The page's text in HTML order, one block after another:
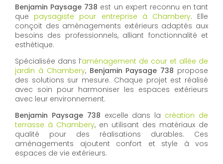
Benjamin Paysage 738 est un expert reconnu en tant
que paysagiste pour entreprise à Chambery. Elle
conçoit des aménagements extérieurs adaptés aux
besoins des professionnels, alliant fonctionnalité et
esthétique.
Spécialisée dans l’aménagement de cour et allée de
jardin à Chambery, Benjamin Paysage 738 propose
des solutions sur mesure. Chaque projet est réalisé
avec soin pour harmoniser les espaces extérieurs
avec leur environnement.
Benjamin Paysage 738 excelle dans la création de
terrasse à Chambery, en utilisant des matériaux de
qualité pour des réalisations durables. Ces
aménagements ajoutent confort et style à vos
espaces de vie extérieurs.